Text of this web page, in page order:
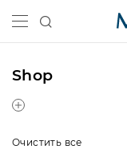
Shop
Очистить все